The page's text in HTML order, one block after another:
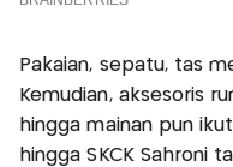
Pakaian, sepatu, tas
Kemudian, aksesoris
hingga mainan pun
hingga SKCK Sahroni